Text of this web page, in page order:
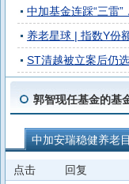
中加基金连踩“三雷
养老星球 | 指数Y份
ST清越被立案后仍
郭智现任基金的基
中加安瑞稳健养老
中加智选回报三个
点击 回复